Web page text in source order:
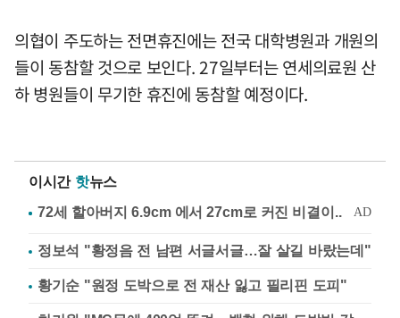
의협이 주도하는 전면휴진에는 전국 대학병원과 개원의
들이 동참할 것으로 보인다. 27일부터는 연세의료원 산
하 병원들이 무기한 휴진에 동참할 예정이다.
이시간 핫뉴스
정보석 "황정음 전 남편 서글서글…잘 살길 바랐는데"
황기순 "원정 도박으로 전 재산 잃고 필리핀 도피"